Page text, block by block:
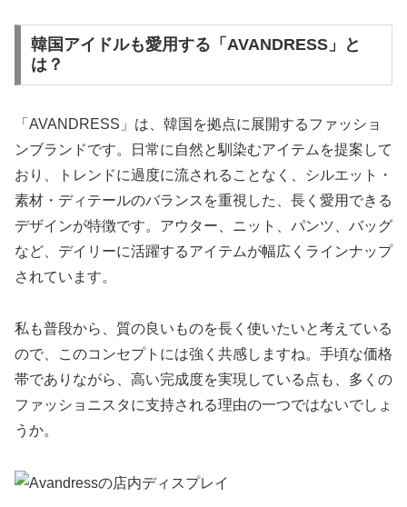
韓国アイドルも愛用する「AVANDRESS」と
は？
「AVANDRESS」は、韓国を拠点に展開するファッショ
ンブランドです。日常に自然と馴染むアイテムを提案して
おり、トレンドに過度に流されることなく、シルエット・
素材・ディテールのバランスを重視した、長く愛用できる
デザインが特徴です。アウター、ニット、パンツ、バッグ
など、デイリーに活躍するアイテムが幅広くラインナップ
されています。
私も普段から、質の良いものを長く使いたいと考えている
ので、このコンセプトには強く共感しますね。手頃な価格
帯でありながら、高い完成度を実現している点も、多くの
ファッショニスタに支持される理由の一つではないでしょ
うか。